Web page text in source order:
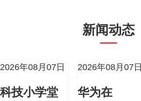
新闻动态
2026年08月07日
科技小学堂
2026年08月07日
华为在